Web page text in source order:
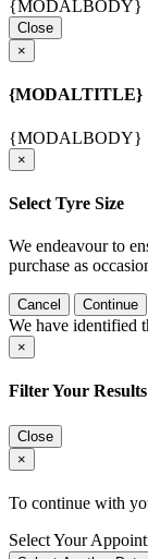
{MODALBODY}
Close
×
{MODALTITLE}
{MODALBODY}
×
Select Tyre Size
We endeavour to
purchase as
Cancel Continue
We have identified
×
Filter Your Results
Close
×
To continue with
Select Your